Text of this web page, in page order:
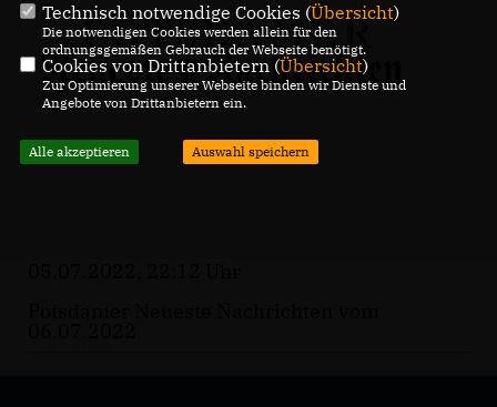
Technisch notwendige Cookies (Übersicht)
Die notwendigen Cookies werden allein für den
ordnungsgemäßen Gebrauch der Webseite benötigt.
Cookies von Drittanbietern (Übersicht)
Zur Optimierung unserer Webseite binden wir Dienste und
Angebote von Drittanbietern ein.
Alle akzeptieren Auswahl speichern